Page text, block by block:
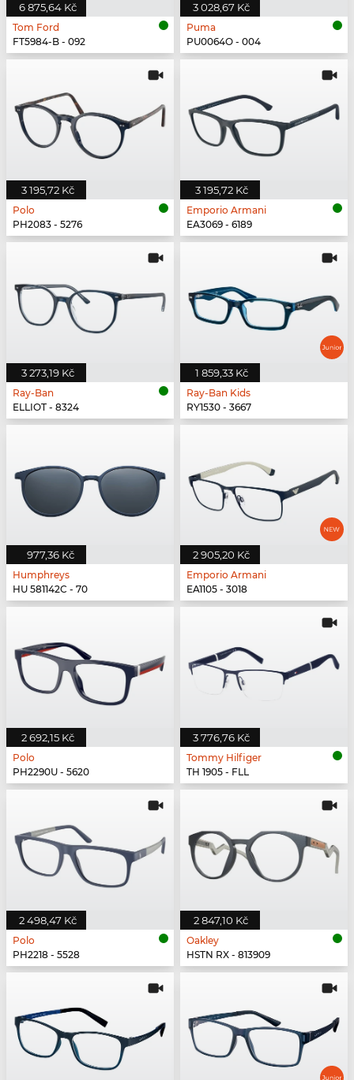
6 875,64 Kč
Tom Ford
FT5984-B - 092
3 028,67 Kč
Puma
PU0064O - 004
3 195,72 Kč
Polo
PH2083 - 5276
3 195,72 Kč
Emporio Armani
EA3069 - 6189
3 273,19 Kč
Ray-Ban
ELLIOT - 8324
1 859,33 Kč
Ray-Ban Kids
RY1530 - 3667
977,36 Kč
Humphreys
HU 581142C - 70
2 905,20 Kč
Emporio Armani
EA1105 - 3018
2 692,15 Kč
Polo
PH2290U - 5620
3 776,76 Kč
Tommy Hilfiger
TH 1905 - FLL
2 498,47 Kč
Polo
PH2218 - 5528
2 847,10 Kč
Oakley
HSTN RX - 813909